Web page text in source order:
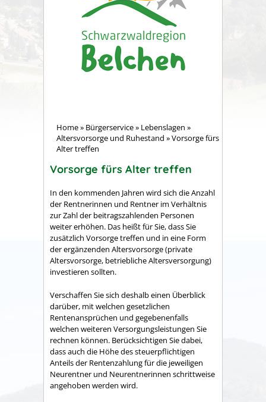
Home» Bürgerservice» Lebenslagen »
Altersvorsorge und Ruhestand »Vorsorge fürs
Alter treffen
Vorsorge fürs Alter treffen
In den kommenden Jahren wird sich die Anzahl
der Rentnerinnen und Rentner im Verhältnis
zur Zahl der beitragszahlenden Personen
weiter erhöhen. Das heißt für Sie, dass Sie
zusätzlich Vorsorge treffen und in eine Form
der ergänzenden Altersvorsorge (private
Altersvorsorge, betriebliche Altersversorgung)
investieren sollten.
Verschaffen Sie sich deshalb einen Überblick
darüber, mit welchen gesetzlichen
Rentenansprüchen und gegebenenfalls
welchen weiteren Versorgungsleistungen Sie
rechnen können. Berücksichtigen Sie dabei,
dass auch die Höhe des steuerpflichtigen
Anteils der Rentenzahlung für die jeweiligen
Neurentner und Neurentnerinnen schrittweise
angehoben werden wird.